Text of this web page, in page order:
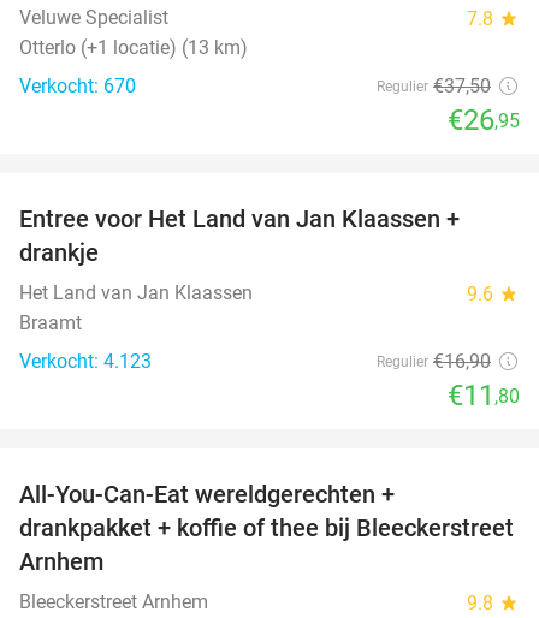
Veluwe Specialist 7.8 star
Otterlo (+1 locatie) (13 km)
Verkocht: 670
Regulier €37,50
€26,95
Entree voor Het Land van Jan Klaassen +
drankje
Het Land van Jan Klaassen 9.6 star
Braamt
Verkocht: 4.123
Regulier €16,90
€11 ,80
All-You-Can-Eat wereldgerechten +
drankpakket + koffie of thee bij Bleeckerstreet
Arnhem
Bleeckerstreet Arnhem 9.8 star